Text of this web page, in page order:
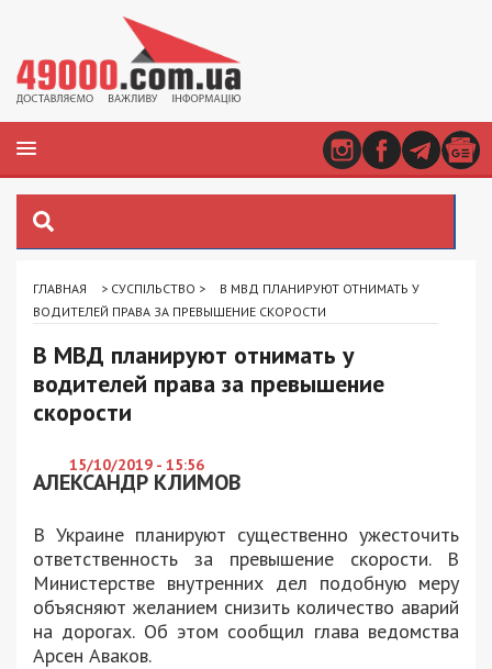
ГЛАВНАЯ > СУСПІЛЬСТВО >
В МВД ПЛАНИРУЮТ ОТНИМАТЬ У
ВОДИТЕЛЕЙ ПРАВА ЗА ПРЕВЫШЕНИЕ СКОРОСТИ
В МВД планируют отнимать у
водителей права за превышение
скорости
15/10/2019 - 15:56
АЛЕКСАНДР КЛИМОВ
В Украине планируют существенно ужесточить
ответственность за превышение скорости. В
Министерстве внутренних дел подобную меру
объясняют желанием снизить количество аварий
на дорогах. Об этом сообщил глава ведомства
Арсен Аваков.